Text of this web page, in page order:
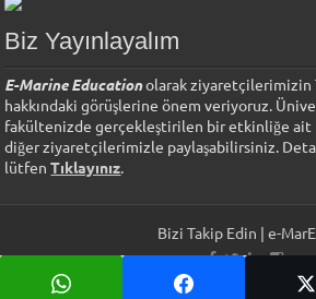
Biz Yayınlayalım
E-Marine Educationolarak ziyaretçilerimizin
hakkındaki görüşlerine önem veriyoruz.
fakültenizde gerçekleştirilen bir etkinliğe
diğer ziyaretçilerimizle paylaşabilirsiniz.
lütfenTıklayınız.
Bizi Takip Edin | e-
Tüm Hakları Saklıdır ©